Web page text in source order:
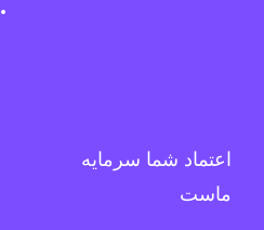
اعتماد شما سرمایه
ماست